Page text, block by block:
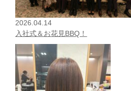
2026.04.14
入社式＆お花見BBQ！